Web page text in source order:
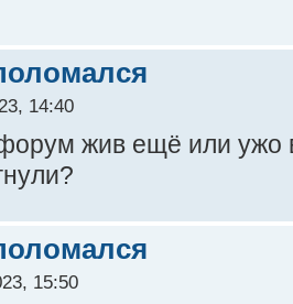
14:40
жив ещё или ужо
15:50